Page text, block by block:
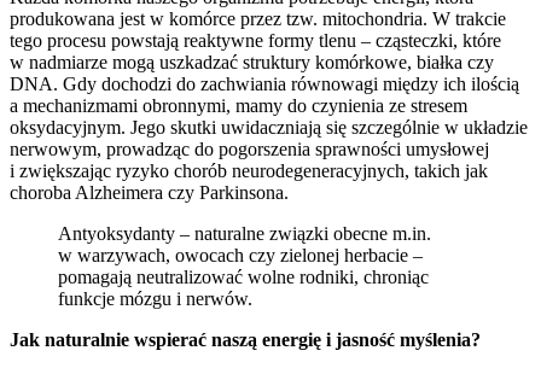
produkowana jest w komórce przez tzw. mitochondria. W trakcie
tego procesu powstają reaktywne formy tlenu – cząsteczki, które
w nadmiarze mogą uszkadzać struktury komórkowe, białka czy
DNA. Gdy dochodzi do zachwiania równowagi między ich ilością
a mechanizmami obronnymi, mamy do czynienia ze stresem
oksydacyjnym. Jego skutki uwidaczniają się szczególnie w układzie
nerwowym, prowadząc do pogorszenia sprawności umysłowej
i zwiększając ryzyko chorób neurodegeneracyjnych, takich jak
choroba Alzheimera czy Parkinsona.
Antyoksydanty – naturalne związki obecne m.in.
w warzywach, owocach czy zielonej herbacie –
pomagają neutralizować wolne rodniki, chroniąc
funkcje mózgu i nerwów.
Jak naturalnie wspierać naszą energię i jasność myślenia?